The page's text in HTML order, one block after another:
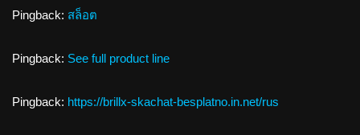
Pingback: สล็อต
Pingback: See full product line
Pingback: https://brillx-skachat-besplatno.in.net/rus